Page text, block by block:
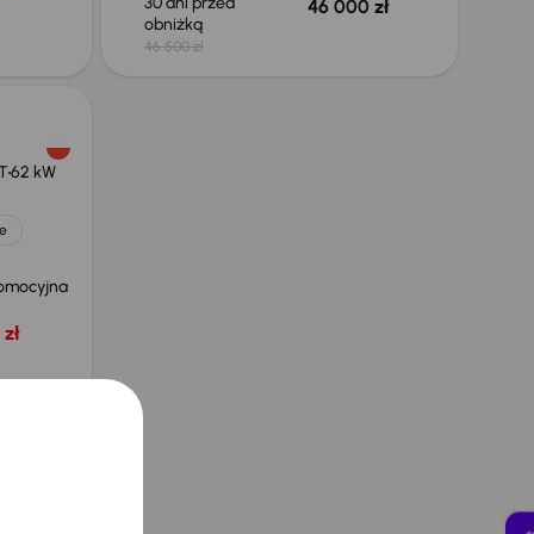
obniżką
46 500 zł
46 000 zł
62 kW